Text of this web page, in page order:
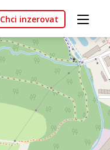
Chci inzerovat